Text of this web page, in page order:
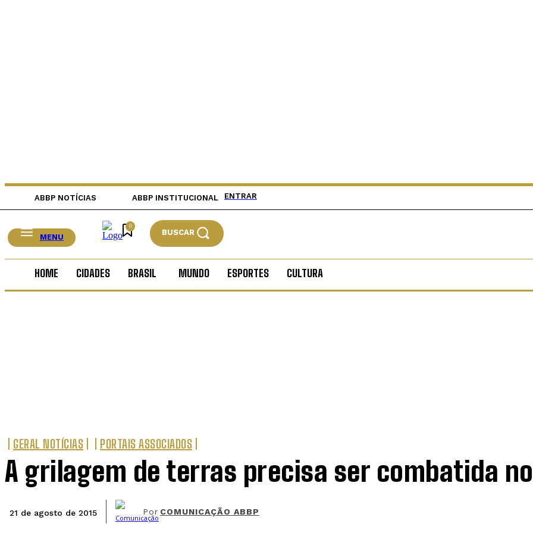
ABBP NOTÍCIAS ABBP INSTITUCIONAL ENTRAR
MENU
0
BUSCAR
HOME CIDADES BRASIL MUNDO ESPORTES CULTURA
GERAL NOTÍCIAS PORTAIS ASSOCIADOS
A grilagem de terras precisa ser combatida no
21 de agosto de 2015 Por COMUNICAÇÃO ABBP